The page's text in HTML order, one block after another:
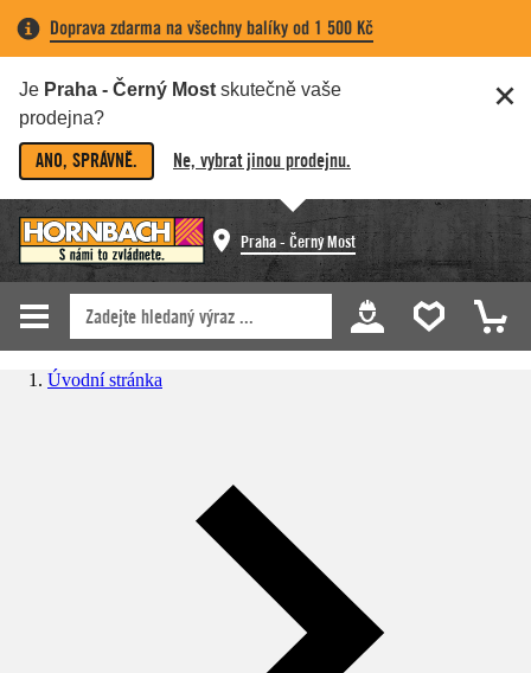
Doprava zdarma na všechny balíky od 1 500 Kč
Je Praha - Černý Most skutečně vaše
prodejna?
ANO, SPRÁVNĚ. Ne, vybrat jinou prodejnu.
Praha - Černý Most
Úvodní stránka